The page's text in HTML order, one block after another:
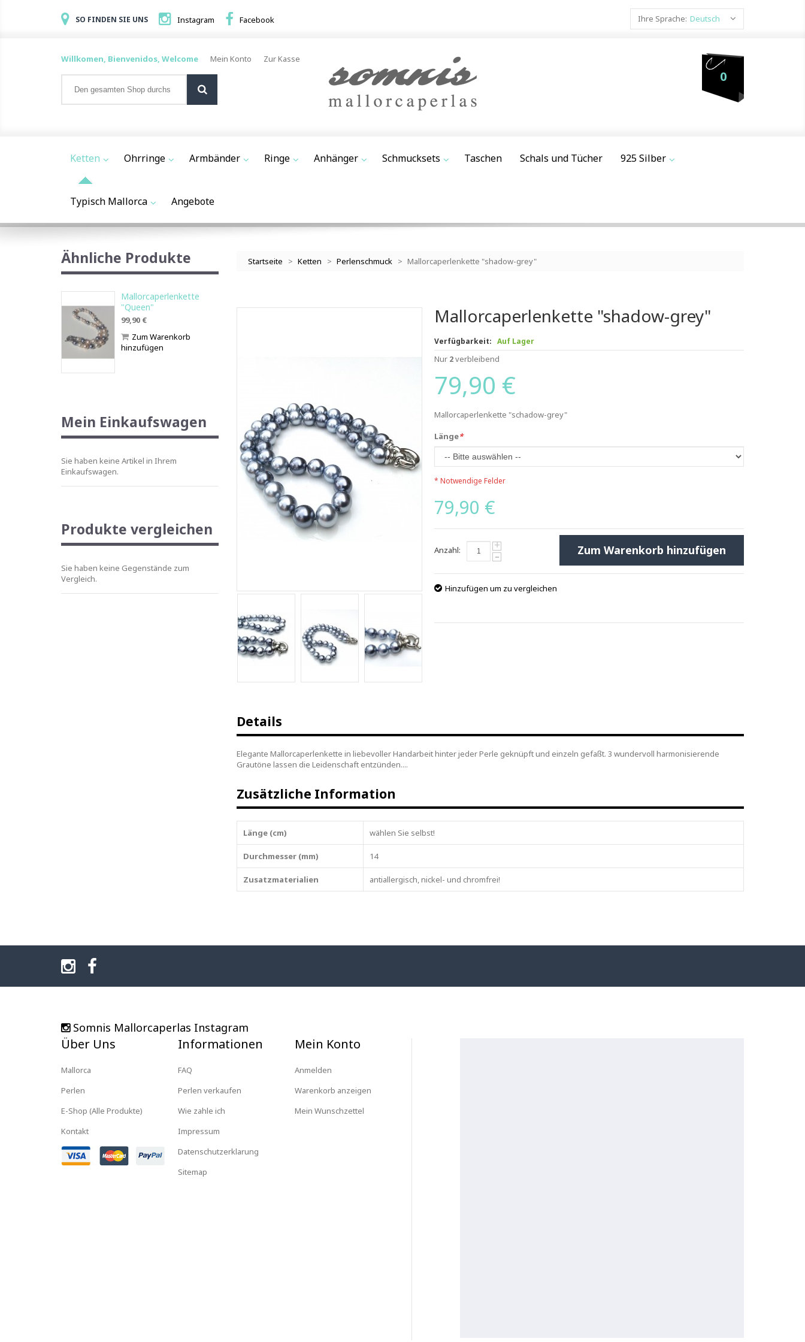
Ihre Sprache: Deutsch
SO FINDEN SIE UNS Instagram Facebook
0
Mein Konto Zur Kasse
Willkomen, Bienvenidos, Welcome
Ketten Ohrringe Armbänder Ringe Anhänger Schmucksets Taschen Schals und Tücher 925 Silber
Typisch Mallorca Angebote
Startseite > Ketten > Perlenschmuck > Mallorcaperlenkette "shadow-grey"
Mallorcaperlenkette "shadow-grey"
Verfügbarkeit: Auf Lager
Nur 2verbleibend
79,90 €
Mallorcaperlenkette "schadow-grey"
*
Länge
* Notwendige Felder
79,90 €
Anzahl: +
- Zum Warenkorb hinzufügen
Hinzufügen um zu vergleichen
Details
Elegante Mallorcaperlenkette in liebevoller Handarbeit hinter jeder Perle geknüpft und einzeln gefaßt. 3 wundervoll harmonisierende
Grautöne lassen die Leidenschaft entzünden....
Zusätzliche Information
Länge (cm) wählen Sie selbst!
Durchmesser (mm) 14
Zusatzmaterialien antiallergisch, nickel- und chromfrei!
Ähnliche Produkte
Mallorcaperlenkette
"Queen"
99,90 €
Zum Warenkorb
hinzufügen
Mein Einkaufswagen
Sie haben keine Artikel in Ihrem
Einkaufswagen.
Produkte vergleichen
Sie haben keine Gegenstände zum
Vergleich.
Somnis Mallorcaperlas Instagram
Über Uns
Mallorca
Perlen
E-Shop (Alle Produkte)
Kontakt
Informationen
FAQ
Perlen verkaufen
Wie zahle ich
Impressum
Datenschutzerklarung
Sitemap
Mein Konto
Anmelden
Warenkorb anzeigen
Mein Wunschzettel